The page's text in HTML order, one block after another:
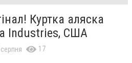
Куртка аляска
Industries, США
17